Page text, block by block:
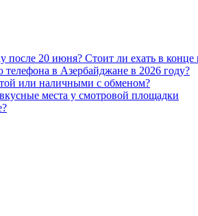
после 20 июня? Стоит ли ехать в
в Азербайджане в 2026 году?
или наличными с обменом?
места у смотровой площадки